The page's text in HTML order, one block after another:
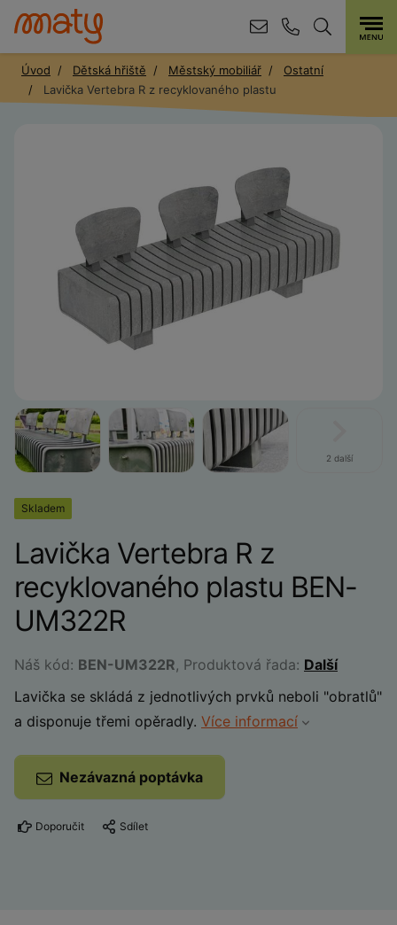
Úvod Dětská hřiště Městský mobiliář
Ostatní
Lavička Vertebra R z recyklovaného plastu
2 další
Skladem
Lavička Vertebra R z
recyklovaného plastu BEN-
UM322R
Náš kód: BEN-UM322R, Produktová řada: Další
Lavička se skládá z jednotlivých prvků neboli "obratlů"
a disponuje třemi opěradly. Více informací
Nezávazná poptávka
Doporučit Sdílet